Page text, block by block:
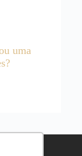
uma